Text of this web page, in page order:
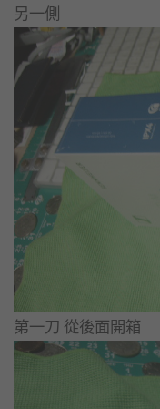
另一側
第一刀 從後面開箱